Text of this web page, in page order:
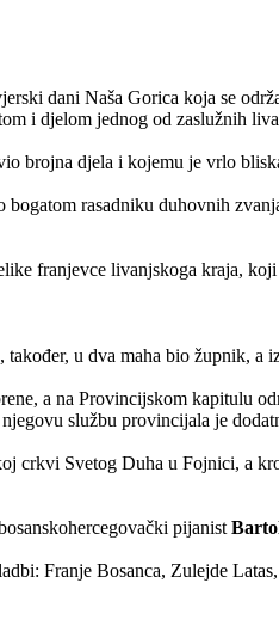
dani Naša Gorica koja se
i djelom jednog od zaslužnih
brojna djela i kojemu je vrlo
rasadniku duhovnih
franjevce livanjskoga kraja,
u dva maha bio župnik,
a na Provincijskom kapitulu
službu provincijala je
crkvi Svetog Duha u Fojnici, a
pijanist
Franje Bosanca, Zulejde